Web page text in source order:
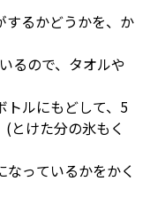
するかどうかを、か
るので、タオルや
トルにもどして、5
とけた分の氷もく
っているかをかく